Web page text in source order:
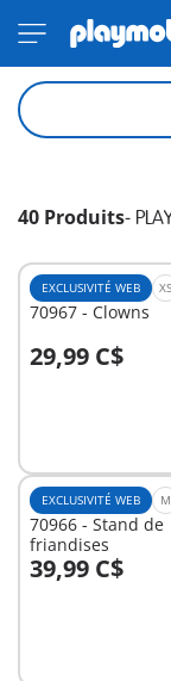
40 Produits-
EXCLUSIVITÉ WEB XS
70967 - Clowns
29,99 C$
Au panier
EXCLUSIVITÉ WEB M
70966 - Stand de
friandises
39,99 C$
Au panier